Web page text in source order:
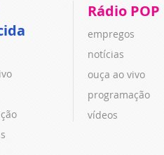
Rádio POP
empregos
notícias
ouça ao vivo
programação
vídeos